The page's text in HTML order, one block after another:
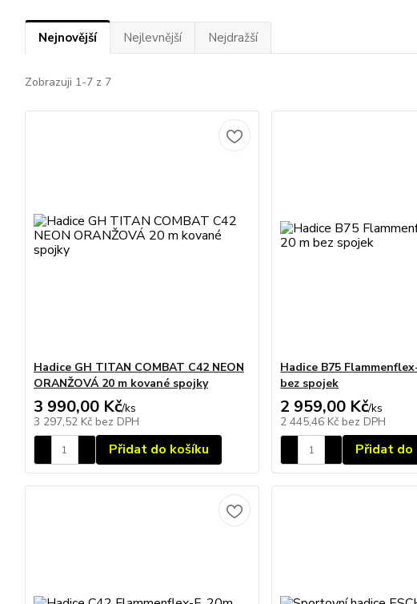
Nejnovější Nejlevnější Nejdražší
Zobrazuji 1-7 z 7
Hadice GH TITAN COMBAT C42 NEON
ORANŽOVÁ 20 m kované spojky
3 990,00 Kč/ks
3 297,52 Kč bez DPH
Přidat do košíku
Hadice B75
bez spojek
2 959,00 Kč/ks
2 445,46 Kč bez DPH
Přidat do